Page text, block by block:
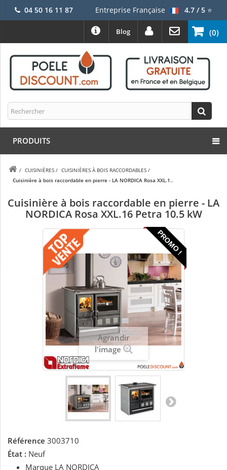
04 50 16 11 87 Entreprise Française 4.7 / 5⭐
(0)
Blog
PRODUITS
/ CUISINIÈRES / CUISINIÈRES À BOIS RACCORDABLES /
Cuisinière à bois raccordable en pierre - LA NORDICA Rosa XXL.1..
Cuisinière à bois raccordable en pierre - LA
NORDICA Rosa XXL.16 Petra 10.5 kW
PROMO !
Agrandir
l'image
Référence 3003710
État : Neuf
Marque LA NORDICA